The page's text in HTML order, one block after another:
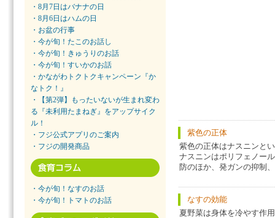
紫色の正体
紫色の正体はナスニンと
ナスニンはポリフェノー
防のほか、発ガンの抑制
なすの効能
夏野菜は身体を冷やす作
・8月7日はバナナの日
・8月6日はハムの日
・お盆の行事
・今が旬！たこのお話し
・今が旬！きゅうりのお話
・今が旬！すいかのお話
・かながわトクトクキャンペーン『か
なトク！』
・【第2弾】もったいないが生まれ変わ
る『未利用たまねぎ』をアップサイク
ル！
・フジ公式アプリのご案内
・フジの開発商品
・今が旬！なすのお話
・今が旬！トマトのお話